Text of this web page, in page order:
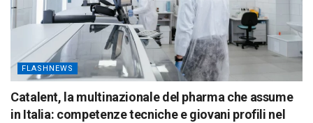
FLASHNEWS
Catalent, la multinazionale del pharma che assume
in Italia: competenze tecniche e giovani profili nel